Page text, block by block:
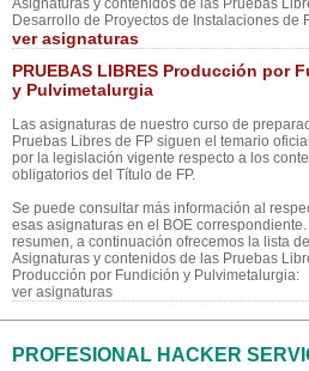
Asignaturas y contenidos de las Pruebas
Desarrollo de Proyectos de Instalaciones de
ver asignaturas
PRUEBAS LIBRES Producción por
y Pulvimetalurgia
Las asignaturas de nuestro curso de
Pruebas Libres de FP siguen el temario
por la legislación vigente respecto a los
obligatorios del Título de FP.
Se puede consultar más información al
esas asignaturas en el BOE correspondiente.
resumen, a continuación ofrecemos la lista de
Asignaturas y contenidos de las Pruebas
Producción por Fundición y Pulvimetalurgia:
ver asignaturas
PROFESIONAL HACKER